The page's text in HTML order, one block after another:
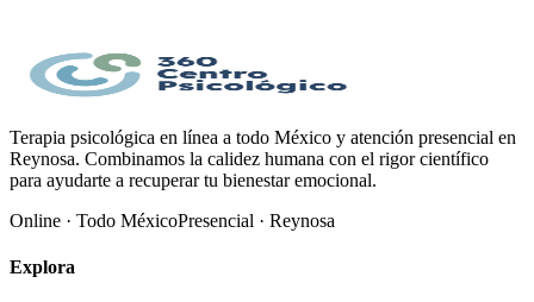
Empezar
Terapia psicológica en línea a todo México y atención presencial en
Reynosa. Combinamos la calidez humana con el rigor científico
para ayudarte a recuperar tu bienestar emocional.
Online · Todo MéxicoPresencial · Reynosa
Explora